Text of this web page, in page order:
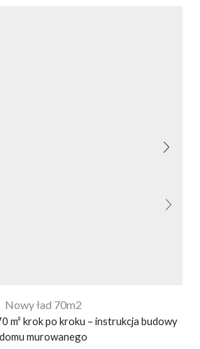
Nowy ład 70m2
m² krok po kroku – instrukcja budowy
domu murowanego